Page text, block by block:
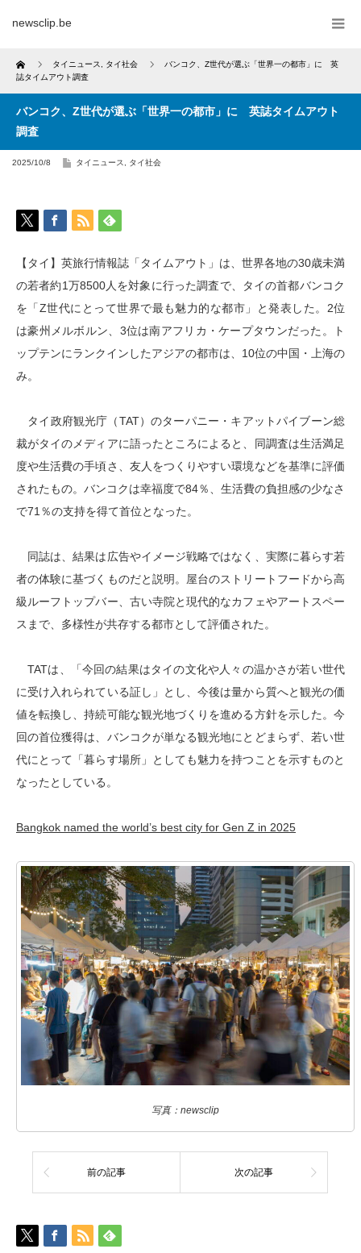
newsclip.be
Home タイニュース タイ社会
バンコク、Z世代が選ぶ「世界一の都市」に 英
誌タイムアウト調査
バンコク、Z世代が選ぶ「世界一の都市」に 英誌タイムアウト
調査
2025/10/8 タイニュース タイ社会
【タイ】英旅行情報誌「タイムアウト」は、世界各地の30歳未満
の若者約1万8500人を対象に行った調査で、タイの首都バンコク
を「Z世代にとって世界で最も魅力的な都市」と発表した。2位
は豪州メルボルン、3位は南アフリカ・ケープタウンだった。ト
ップテンにランクインしたアジアの都市は、10位の中国・上海の
み。
タイ政府観光庁（TAT）のターパニー・キアットパイブーン総
裁がタイのメディアに語ったところによると、同調査は生活満足
度や生活費の手頃さ、友人をつくりやすい環境などを基準に評価
されたもの。バンコクは幸福度で84％、生活費の負担感の少なさ
で71％の支持を得て首位となった。
同誌は、結果は広告やイメージ戦略ではなく、実際に暮らす若
者の体験に基づくものだと説明。屋台のストリートフードから高
級ルーフトップバー、古い寺院と現代的なカフェやアートスペー
スまで、多様性が共存する都市として評価された。
TATは、「今回の結果はタイの文化や人々の温かさが若い世代
に受け入れられている証し」とし、今後は量から質へと観光の価
値を転換し、持続可能な観光地づくりを進める方針を示した。今
回の首位獲得は、バンコクが単なる観光地にとどまらず、若い世
代にとって「暮らす場所」としても魅力を持つことを示すものと
なったとしている。
Bangkok named the world’s best city for Gen Z in 2025
写真：newsclip
前の記事 次の記事